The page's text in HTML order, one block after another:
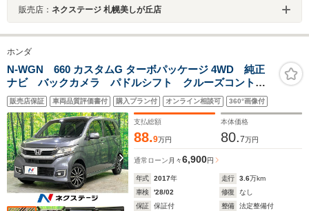
販売店： ネクステージ 札幌美しが丘店
ホンダ
N-WGN 660 カスタムG ターボパッケージ 4WD 純正
ナビ バックカメラ パドルシフト クルーズコントロ
ール シートヒーター オートライト HIDヘッド オー
トエアコン ハーフレザー アイドリングストップ ス
マートキー ETC
販売店保証 車両品質評価書付 購入プラン付 オンライン相談可 360°画像付
支払総額
88.9万円
本体価格
80.7万円
通常ローン 月々6,900円
年式 2017年 走行 3.6万km
車検
'28/02 修復
なし
保証
保証付 整備
法定整備付